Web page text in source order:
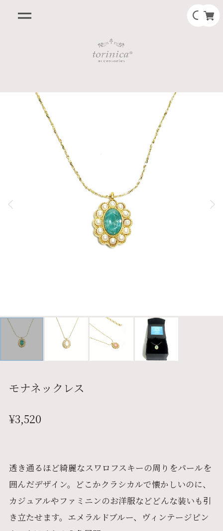
モナネックレス
¥3,520
透き通るほど綺麗なスワロフスキーの周りをパールを
囲んだデザイン。どこかクラシカルで懐かしいのに、
カジュアルやファミニンのお洋服などどんな装いも引
き立たせます。エメラルドブルー、ヴィンテージピン